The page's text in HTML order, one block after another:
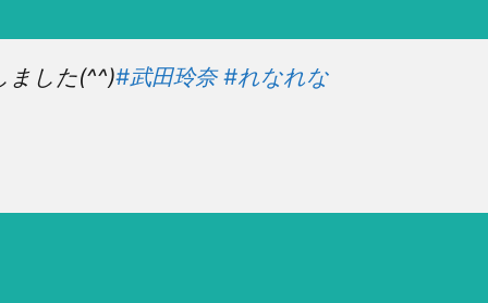
ました(^^)#武田玲奈 #れなれな